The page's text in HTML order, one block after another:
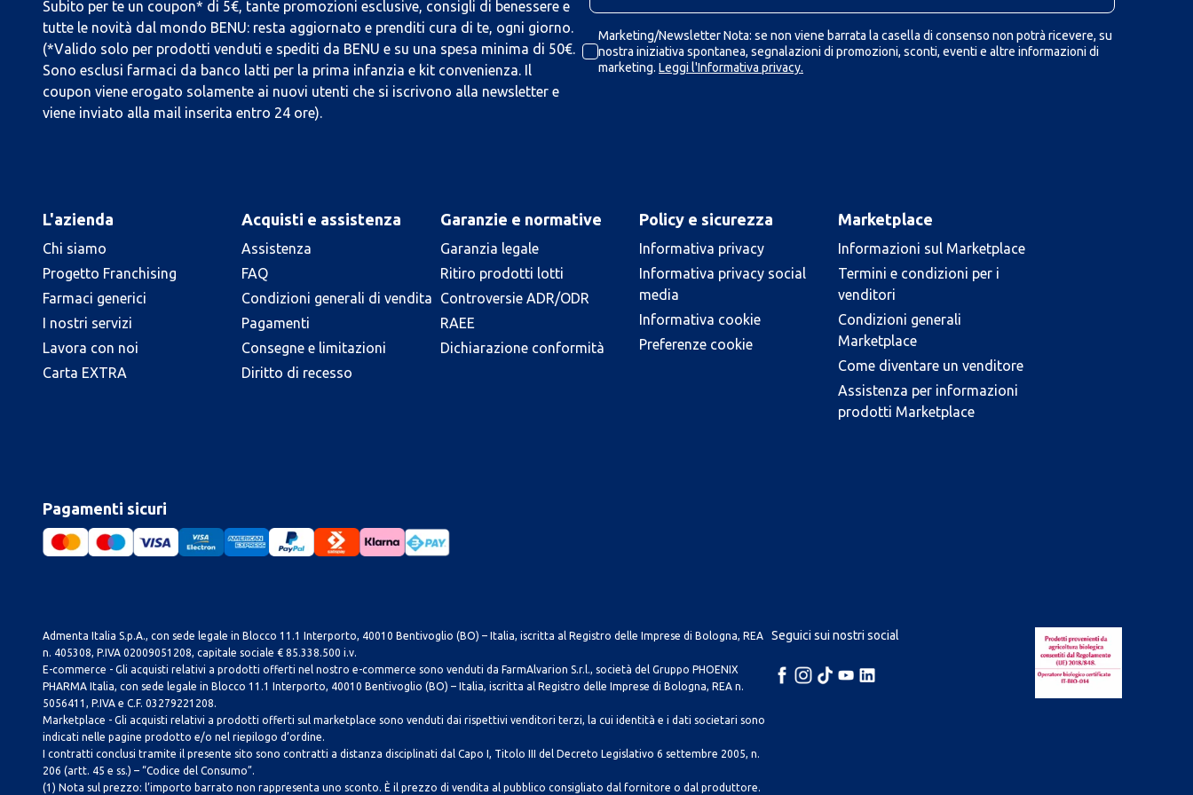
Subito per te un coupon* di 5€, tante promozioni esclusive, consigli di benessere e
tutte le novità dal mondo BENU: resta aggiornato e prenditi cura di te, ogni giorno.
(*Valido solo per prodotti venduti e spediti da BENU e su una spesa minima di 50€.
Sono esclusi farmaci da banco latti per la prima infanzia e kit convenienza. Il
coupon viene erogato solamente ai nuovi utenti che si iscrivono alla newsletter e
viene inviato alla mail inserita entro 24 ore).
Marketing/Newsletter Nota: se non viene barrata la casella di consenso non potrà ricevere, su
nostra iniziativa spontanea, segnalazioni di promozioni, sconti, eventi e altre informazioni di
marketing. Leggi l'Informativa privacy.
L'azienda
Chi siamo
Progetto Franchising
Farmaci generici
I nostri servizi
Lavora con noi
Carta EXTRA
Acquisti e assistenza
Assistenza
FAQ
Condizioni generali di vendita
Pagamenti
Consegne e limitazioni
Diritto di recesso
Garanzie e normative
Garanzia legale
Ritiro prodotti lotti
Controversie ADR/ODR
RAEE
Dichiarazione conformità
Policy e sicurezza
Informativa privacy
Informativa privacy social
media
Informativa cookie
Preferenze cookie
Marketplace
Informazioni sul Marketplace
Termini e condizioni per i
venditori
Condizioni generali
Marketplace
Come diventare un venditore
Assistenza per informazioni
prodotti Marketplace
Pagamenti sicuri
Admenta Italia S.p.A., con sede legale in Blocco 11.1 Interporto, 40010 Bentivoglio (BO) – Italia, iscritta al Registro delle Imprese di Bologna, REA
n. 405308, P.IVA 02009051208, capitale sociale € 85.338.500 i.v.
E-commerce - Gli acquisti relativi a prodotti offerti nel nostro e-commerce sono venduti da FarmAlvarion S.r.l., società del Gruppo PHOENIX
PHARMA Italia, con sede legale in Blocco 11.1 Interporto, 40010 Bentivoglio (BO) – Italia, iscritta al Registro delle Imprese di Bologna, REA n.
5056411, P.IVA e C.F. 03279221208.
Marketplace - Gli acquisti relativi a prodotti offerti sul marketplace sono venduti dai rispettivi venditori terzi, la cui identità e i dati societari sono
indicati nelle pagine prodotto e/o nel riepilogo d’ordine.
I contratti conclusi tramite il presente sito sono contratti a distanza disciplinati dal Capo I, Titolo III del Decreto Legislativo 6 settembre 2005, n.
206 (artt. 45 e ss.) – “Codice del Consumo”.
(1) Nota sul prezzo: l’importo barrato non rappresenta uno sconto. È il prezzo di vendita al pubblico consigliato dal fornitore o dal produttore.
Seguici sui nostri social